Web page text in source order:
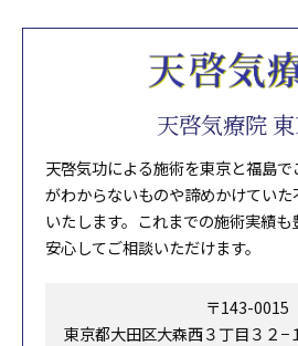
天啓気療院
天啓気功による施術を東京と福島
がわからないものや諦めかけてい
いたします。これまでの施術実績
安心してご相談いただけます。
〒143-0015
東京都大田区大森西３丁目３２−